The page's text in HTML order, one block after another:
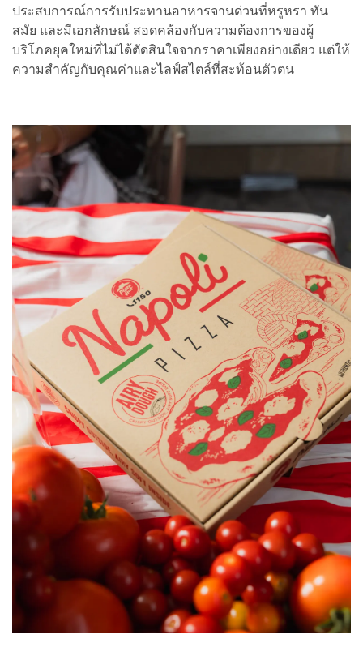
ประสบการณ์การรับประทานอาหารจานด่วนที่หรูหรา ทัน
สมัย และมีเอกลักษณ์ สอดคล้องกับความต้องการของผู้
บริโภคยุคใหม่ที่ไม่ได้ตัดสินใจจากราคาเพียงอย่างเดียว แต่ให้
ความสำคัญกับคุณค่าและไลฟ์สไตล์ที่สะท้อนตัวตน